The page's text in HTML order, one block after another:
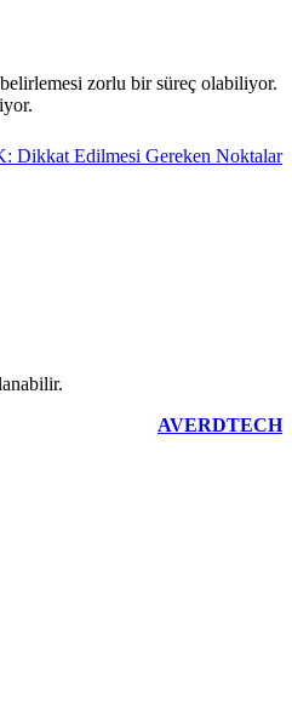
zorlu bir süreç olabiliyor.
AVERDTECH